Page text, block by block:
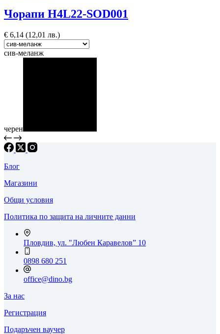
Чорапи H4L22-SOD001
€ 6,14 (12,01 лв.)
сив-меланж
черен
Блог
Магазини
Общи условия
Политика по защита на личните данни
Пловдив, ул. "Любен Каравелов” 10
0898 680 251
office@dino.bg
За нас
Регистрация
Подаръчен ваучер